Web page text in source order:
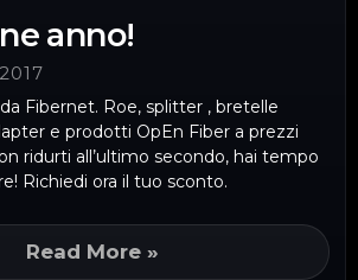
anno!
Fibernet. Roe, splitter , bretelle
e prodotti OpEn Fiber a prezzi
ridurti all’ultimo secondo, hai tempo
Richiedi ora il tuo sconto.
Read More »